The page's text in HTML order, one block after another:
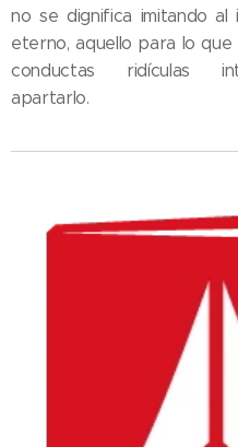
no se dignifica imitando al
eterno, aquello para lo
conductas ridículas
apartarlo.